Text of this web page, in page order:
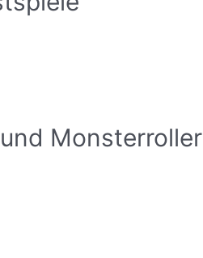
Monsterroller